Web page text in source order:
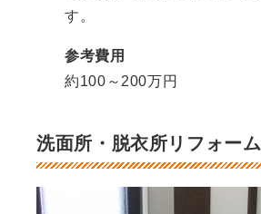
す。
参考費用
約100～200万円
洗面所・脱衣所リフォーム